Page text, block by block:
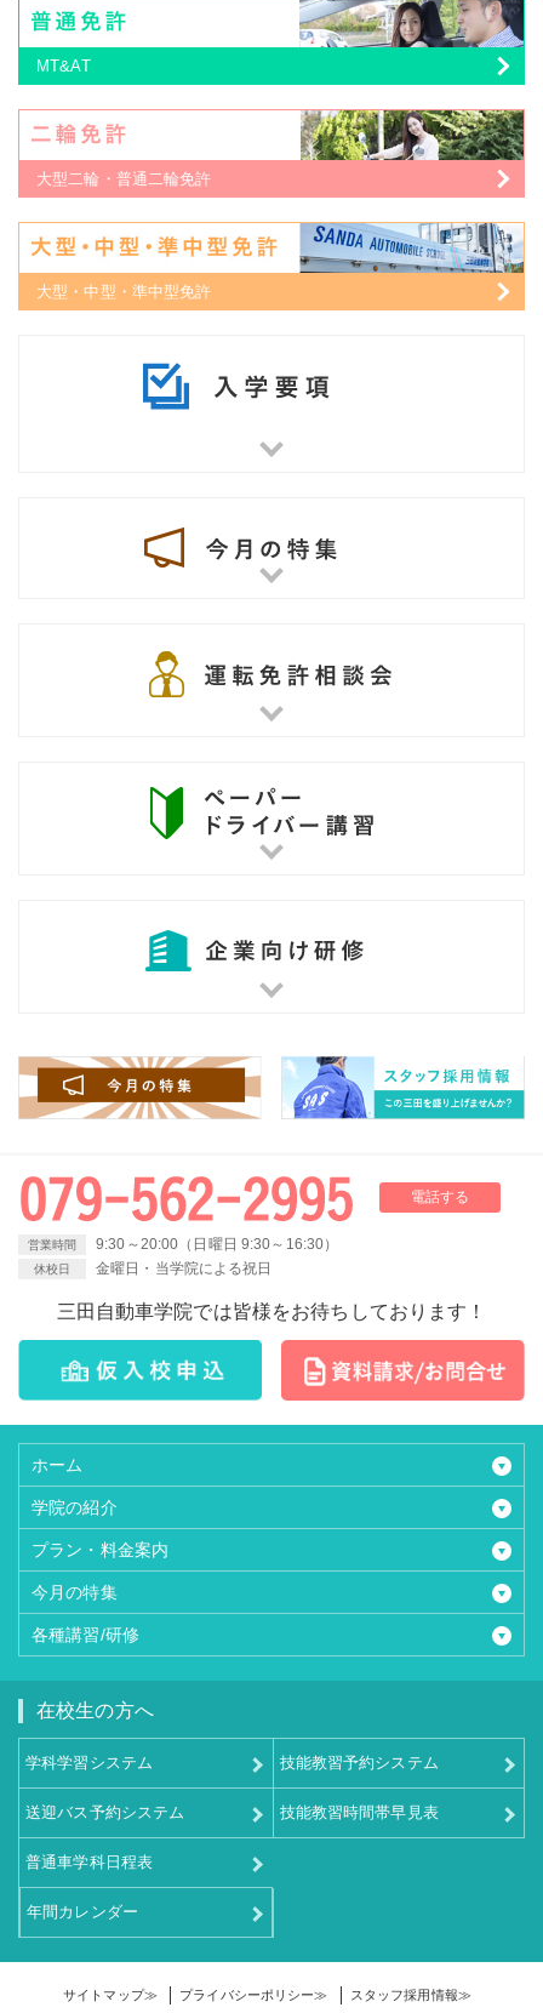
MT&AT
大型二輪・普通二輪免許
大型・中型・準中型免許
電話する
営業時間 9:30～20:00（日曜日 9:30～16:30）
休校日 金曜日・当学院による祝日
三田自動車学院では皆様をお待ちしております！
ホーム
学院の紹介
プラン・料金案内
今月の特集
各種講習/研修
在校生の方へ
学科学習システム 技能教習予約システム
送迎バス予約システム 技能教習時間帯早見表
普通車学科日程表
年間カレンダー
サイトマップ≫ プライバシーポリシー≫ スタッフ採用情報≫